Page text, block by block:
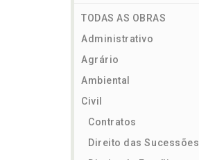
TODAS AS OBRAS
Administrativo
Agrário
Ambiental
Civil
Contratos
Direito das Sucessões